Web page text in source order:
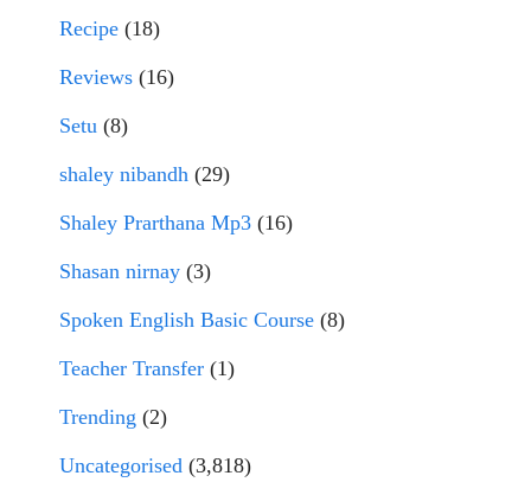
Recipe (18)
Reviews (16)
Setu (8)
shaley nibandh (29)
Shaley Prarthana Mp3 (16)
Shasan nirnay (3)
Spoken English Basic Course (8)
Teacher Transfer (1)
Trending (2)
Uncategorised (3,818)